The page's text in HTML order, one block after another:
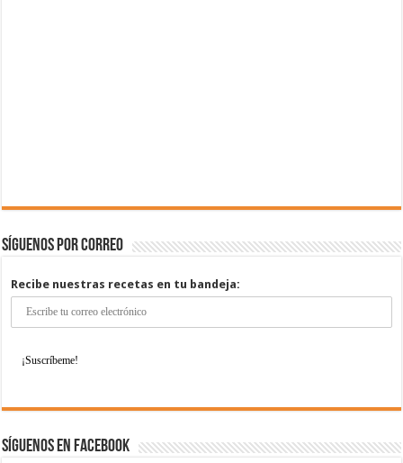
Síguenos por correo
Recibe nuestras recetas en tu bandeja:
Síguenos en Facebook